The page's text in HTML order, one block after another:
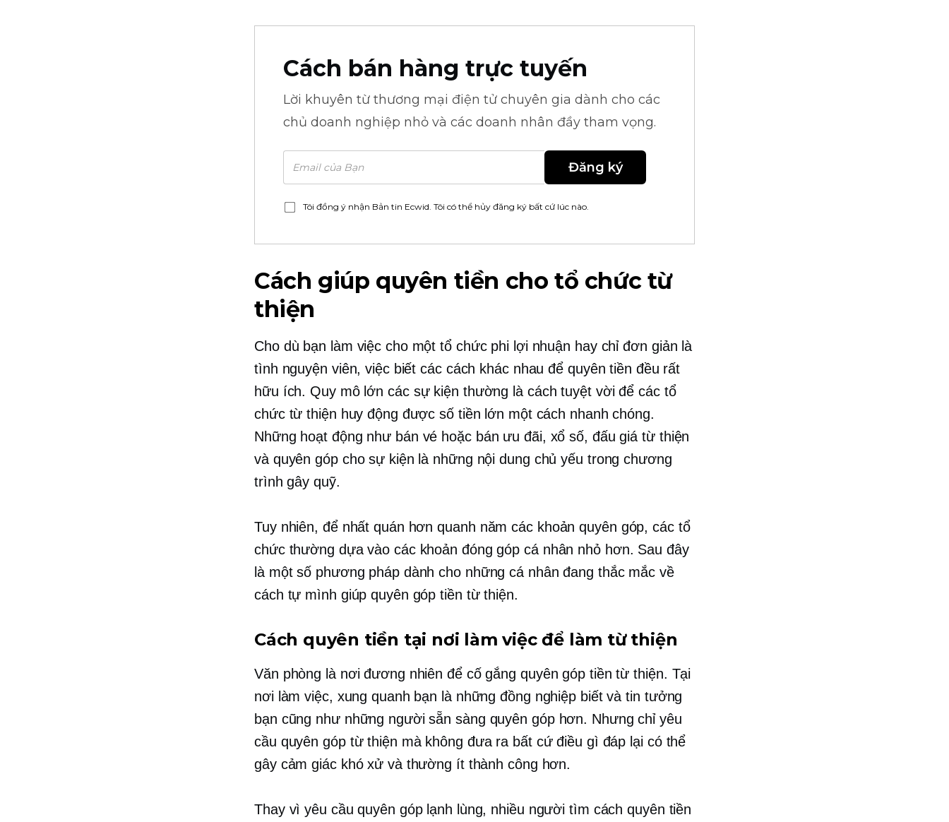
Cách bán hàng trực tuyến
Lời khuyên từ thương mại điện tử chuyên gia dành cho các
chủ doanh nghiệp nhỏ và các doanh nhân đầy tham vọng.
Đăng ký
Tôi đồng ý nhận Bản tin Ecwid. Tôi có thể hủy đăng ký bất cứ lúc nào.
Cách giúp quyên tiền cho tổ chức từ
thiện
Cho dù bạn làm việc cho một tổ chức phi lợi nhuận hay chỉ đơn giản là
tình nguyện viên, việc biết các cách khác nhau để quyên tiền đều rất
hữu ích. Quy mô lớn các sự kiện thường là cách tuyệt vời để các tổ
chức từ thiện huy động được số tiền lớn một cách nhanh chóng.
Những hoạt động như bán vé hoặc bán ưu đãi, xổ số, đấu giá từ thiện
và quyên góp cho sự kiện là những nội dung chủ yếu trong chương
trình gây quỹ.
Tuy nhiên, để nhất quán hơnquanh năm các khoản quyên góp, các tổ
chức thường dựa vào các khoản đóng góp cá nhân nhỏ hơn. Sau đây
là một số phương pháp dành cho những cá nhân đang thắc mắc về
cách tự mình giúp quyên góp tiền từ thiện.
Cách quyên tiền tại nơi làm việc để làm từ thiện
Văn phòng là nơi đương nhiên để cố gắng quyên góp tiền từ thiện. Tại
nơi làm việc, xung quanh bạn là những đồng nghiệp biết và tin tưởng
bạn cũng như những người sẵn sàng quyên góp hơn. Nhưng chỉ yêu
cầu quyên góp từ thiện mà không đưa ra bất cứ điều gì đáp lại có thể
gây cảm giác khó xử và thường ít thành công hơn.
Thay vì yêu cầu quyên góp lạnh lùng, nhiều người tìm cách quyên tiền